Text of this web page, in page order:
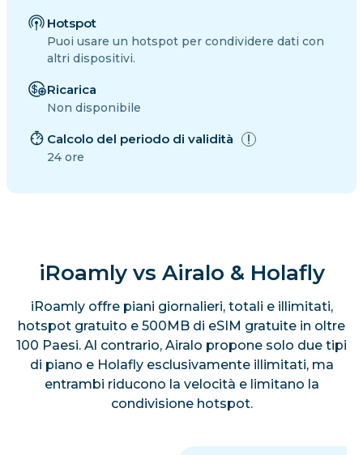
Hotspot
Puoi usare un hotspot per condividere dati con
altri dispositivi.
Ricarica
Non disponibile
Calcolo del periodo di validità
24 ore
iRoamly vs Airalo & Holafly
iRoamly offre piani giornalieri, totali e illimitati,
hotspot gratuito e 500MB di eSIM gratuite in oltre
100 Paesi. Al contrario, Airalo propone solo due tipi
di piano e Holafly esclusivamente illimitati, ma
entrambi riducono la velocità e limitano la
condivisione hotspot.